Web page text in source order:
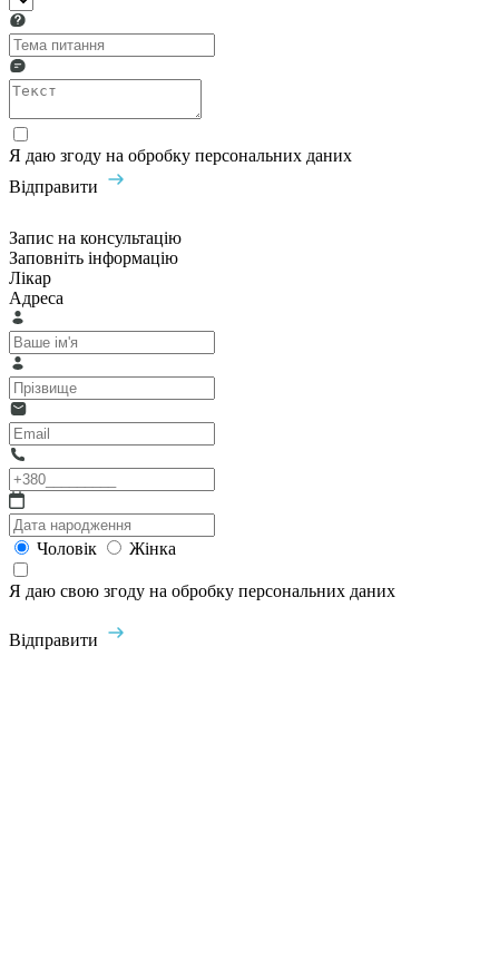
Я даю згоду на обробку персональних даних
Відправити
Запис на консультацію
Заповніть інформацію
Лікар
Адреса
Чоловік Жінка
Я даю свою згоду на обробку персональних даних
Відправити